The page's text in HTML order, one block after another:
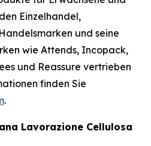
Einzelhandel,
und seine
wie Attends, Incopack,
und Reassure vertrieben
finden Sie
.
Lavorazione Cellulosa